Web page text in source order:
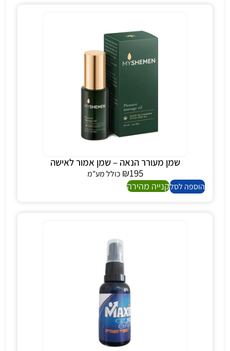
שמן מעורר הנאה – שמן אמור לאישה
₪195
כולל מע"מ
הוספה לסלקנייה מהירה